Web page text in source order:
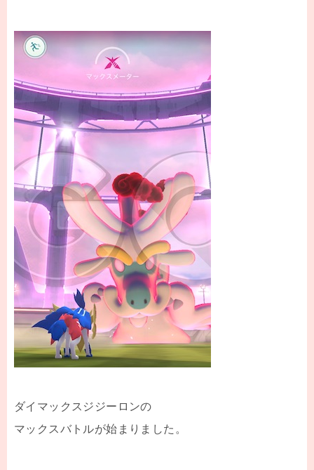
ダイマックスジジーロンの
マックスバトルが始まりました。